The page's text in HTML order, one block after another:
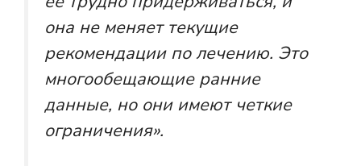
она не меняет текущие
рекомендации по лечению. Это
многообещающие ранние
данные, но они имеют четкие
ограничения».